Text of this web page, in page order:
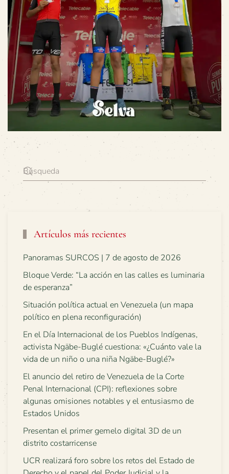
Artículos más recientes
Panoramas SURCOS | 7 de agosto de 2026
Bloque Verde: “La acción en las calles es luminaria
de esperanza”
Situación política actual en Venezuela (un mapa
político en plena reconfiguración)
En el Día Internacional de los Pueblos Indígenas,
activista Ngäbe-Buglé cuestiona: «¿Cuánto vale la
vida de un niño o una niña Ngäbe-Buglé?»
El anuncio del retiro de Venezuela de la Corte
Penal Internacional (CPI): reflexiones sobre
algunas omisiones notables y el entusiasmo de
Estados Unidos
Presentan el primer gemelo digital 3D de un
distrito costarricense
UCR realizará foro sobre los retos del Estado de